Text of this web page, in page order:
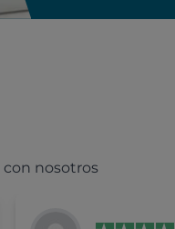
con nosotros